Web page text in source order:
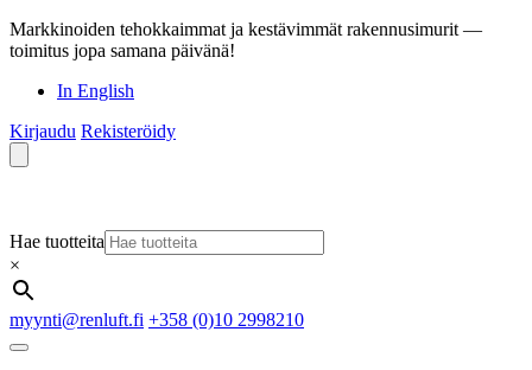
Markkinoiden tehokkaimmat ja kestävimmät rakennusimurit —
toimitus jopa samana päivänä!
In English
Kirjaudu Rekisteröidy
Hae tuotteita
×
myynti@renluft.fi +358 (0)10 2998210